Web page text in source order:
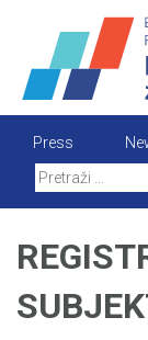
content
Press